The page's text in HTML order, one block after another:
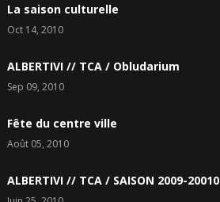
La saison culturelle
Oct 14, 2010
ALBERTIVI // TCA / Obludarium
Sep 09, 2010
Fête du centre ville
Août 05, 2010
ALBERTIVI // TCA / SAISON 2009-20010